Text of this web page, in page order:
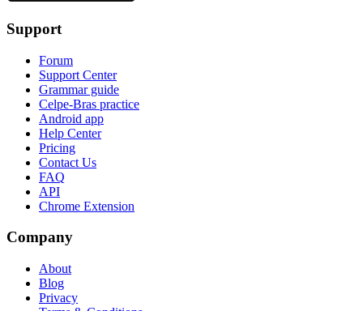
Support
Forum
Support Center
Grammar guide
Celpe-Bras practice
Android app
Help Center
Pricing
Contact Us
FAQ
API
Chrome Extension
Company
About
Blog
Privacy